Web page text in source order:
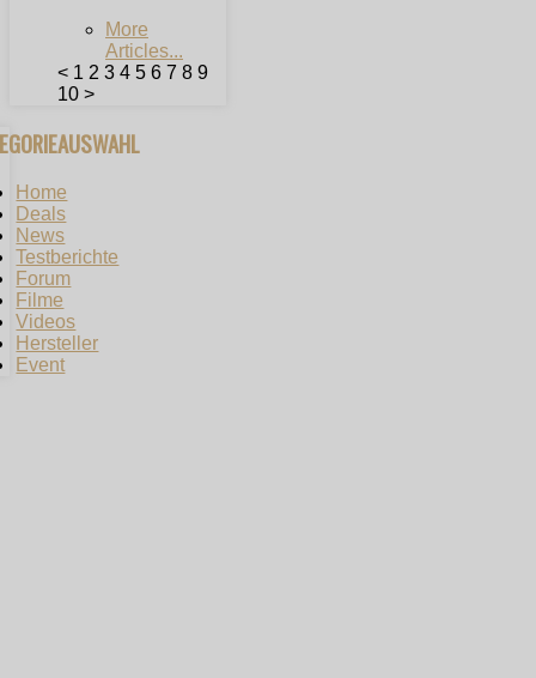
More
Articles...
< 1 2 3 4 5 6 7 8 9
10 >
Home
Deals
News
Testberichte
Forum
Filme
Videos
Hersteller
Event